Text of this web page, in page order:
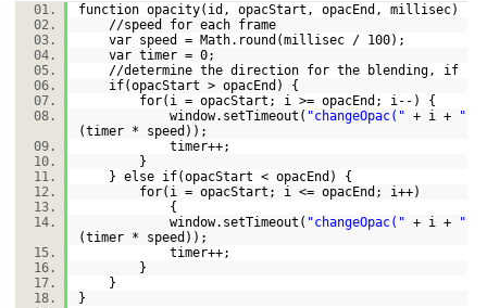
function opacity(id, opacStart, opacEnd, millisec)
//speed for each frame
var speed = Math.round(millisec / 100);
var timer = 0;
//determine the direction for the blending, if start
if(opacStart > opacEnd) {
for(i = opacStart; i >= opacEnd; i--) {
window.setTimeout( "changeOpac(" + i +
(timer * speed));
timer++;
}
} else if(opacStart < opacEnd) {
for(i = opacStart; i <= opacEnd; i++)
{
window.setTimeout( "changeOpac(" + i +
(timer * speed));
timer++;
}
}
}